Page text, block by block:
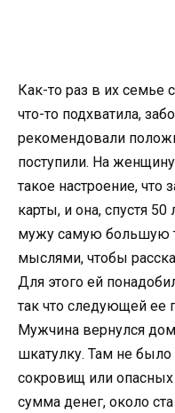
Как-то раз в их семье
что-то подхватила,
рекомендовали
поступили. На
такое настроение, что
карты, и она, спустя
мужу самую большую
мыслями, чтобы
Для этого ей
так что следующей ее
Мужчина вернулся
шкатулку. Там не
сокровищ или
сумма денег, около